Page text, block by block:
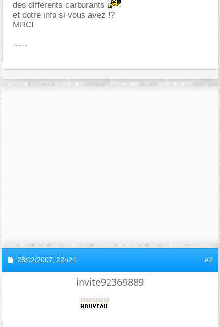
des differents carburants
et dotre info si vous avez !?
MRCI
-----
28/02/2007, 22h24 #2
invite92369889